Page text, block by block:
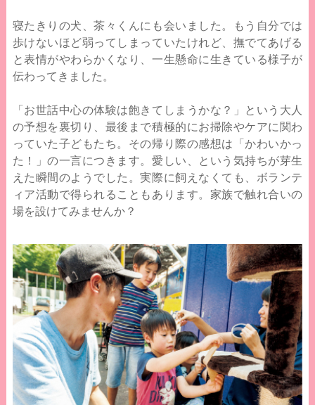
寝たきりの犬、茶々くんにも会いました。もう自分では
歩けないほど弱ってしまっていたけれど、撫でてあげる
と表情がやわらかくなり、一生懸命に生きている様子が
伝わってきました。
「お世話中心の体験は飽きてしまうかな？」という大人
の予想を裏切り、最後まで積極的にお掃除やケアに関わ
っていた子どもたち。その帰り際の感想は「かわいかっ
た！」の一言につきます。愛しい、という気持ちが芽生
えた瞬間のようでした。実際に飼えなくても、ボランテ
ィア活動で得られることもあります。家族で触れ合いの
場を設けてみませんか？